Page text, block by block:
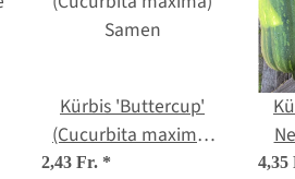
Kürbis 'Buttercup'
(Cucurbita maxima)
Samen
2,43 Fr. *